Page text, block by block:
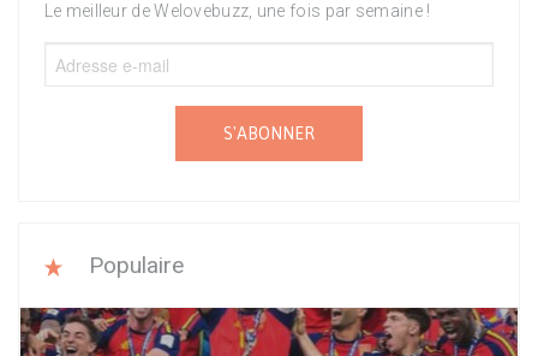
Le meilleur de Welovebuzz, une fois par semaine !
S'ABONNER
Populaire